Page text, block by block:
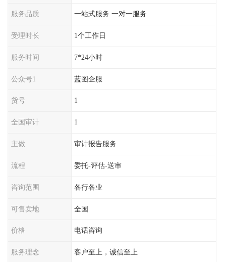
服务品质 一站式服务 一对一服务
受理时长 1个工作日
服务时间 7*24小时
公众号1 蓝图企服
货号 1
全国审计 1
主做 审计报告服务
流程 委托-评估-送审
咨询范围 各行各业
可售卖地 全国
价格 电话咨询
服务理念 客户至上，诚信至上